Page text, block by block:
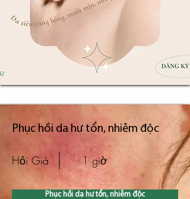
Phục hồi da hư tổn, nhiễm độc
Hỏi Giá 1 giờ
Phục hồi da hư tổn, nhiễm độc